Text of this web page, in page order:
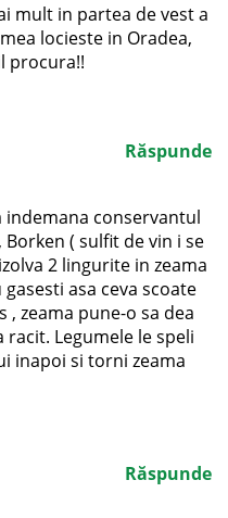
mult in partea de vest a
locieste in Oradea,
procura!!
indemana conservantul
( sulfit de vin i se
2 lingurite in zeama
asa ceva scoate
zeama pune-o sa dea
Legumele le speli
inapoi si torni zeama
Răspunde
Răspunde